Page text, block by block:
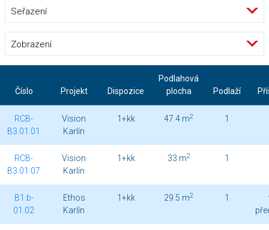
Seřazení
Zobrazení
Číslo Projekt Dispozice
Podlahová
plocha
Podlaží
RCB-
B3.01.01
Vision
Karlín
1+kk 47.4 m2 1
RCB-
B3.01.07
Vision
Karlín
1+kk 33 m2 1
B1.b-
01.02
Ethos
Karlín
1+kk 29.5 m2 1